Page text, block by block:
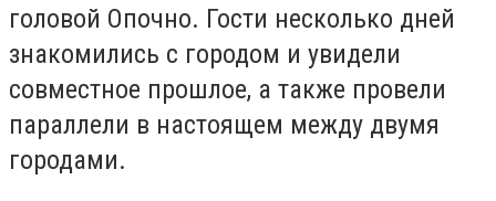
головой Опочно. Гости несколько дней
знакомились с городом и увидели
совместное прошлое, а также провели
параллели в настоящем между двумя
городами.